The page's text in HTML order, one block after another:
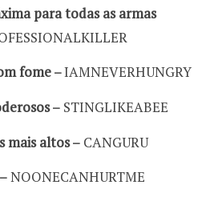
para todas as armas
fome –IAMNEVERHUNGRY
– STINGLIKEABEE
mais altos – CANGURU
NOONECANHURTME